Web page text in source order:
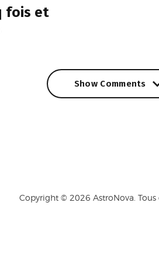
fois et
Show Comments
Copyright © 2026 AstroNova. Tous